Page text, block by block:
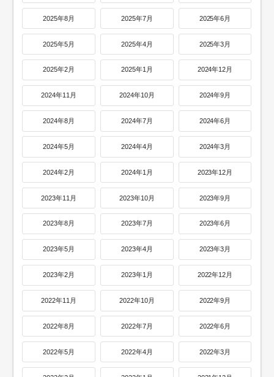
2025年8月 2025年7月 2025年6月
2025年5月 2025年4月 2025年3月
2025年2月 2025年1月 2024年12月
2024年11月 2024年10月 2024年9月
2024年8月 2024年7月 2024年6月
2024年5月 2024年4月 2024年3月
2024年2月 2024年1月 2023年12月
2023年11月 2023年10月 2023年9月
2023年8月 2023年7月 2023年6月
2023年5月 2023年4月 2023年3月
2023年2月 2023年1月 2022年12月
2022年11月 2022年10月 2022年9月
2022年8月 2022年7月 2022年6月
2022年5月 2022年4月 2022年3月